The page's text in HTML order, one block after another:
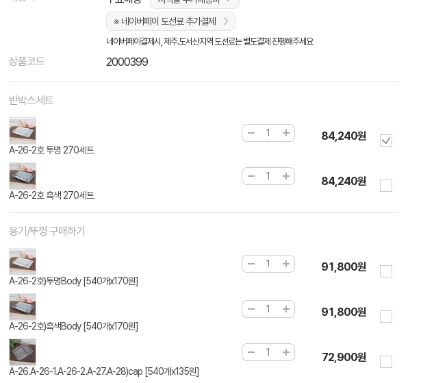
※ 네이버페이 도선료 추가결제
네이버페이결제시, 제주.도서산지역 도선료는 별도결제 진행해주세요
상품코드 2000399
반박스세트
A-26-2호 투명 270세트
84,240원
A-26-2호 흑색 270세트
84,240원
용기/뚜껑 구매하기
A-26-2호)투명Body [540개x170원]
91,800원
A-26-2호)흑색Body [540개x170원]
91,800원
A-26.A-26-1.A-26-2.A-27.A-28)cap [540개x135원]
72,900원